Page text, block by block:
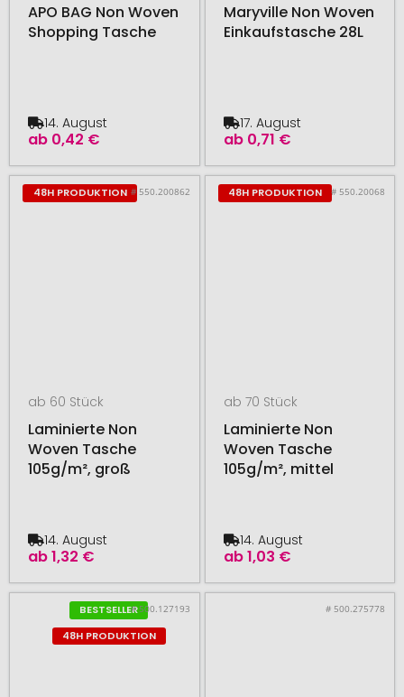
APO BAG Non Woven
Shopping Tasche
ab 0,42 €
14. August
Maryville Non Woven
Einkaufstasche 28L
ab 0,71 €
17. August
48H PRODUKTION # 550.200862
ab 60 Stück
Laminierte Non
Woven Tasche
105g/m², groß
ab1,32 €
14. August
48H PRODUKTION # 550.20068
ab 70 Stück
Laminierte Non
Woven Tasche
105g/m², mittel
ab1,03 €
14. August
BESTSELLER
48H PRODUKTION
# 500.127193 # 500.275778